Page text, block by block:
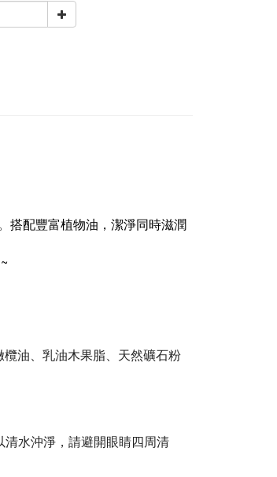
搭配豐富植物油，潔淨同時滋潤
油、乳油木果脂 、天然礦石粉
水沖淨，請避開眼睛四周清